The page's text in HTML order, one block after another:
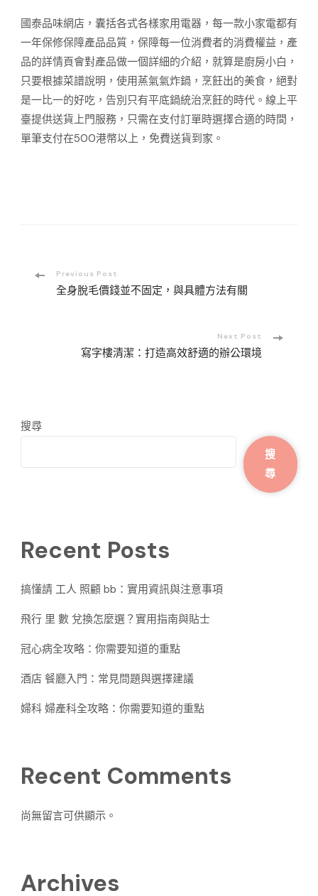
國泰品味網店，囊括各式各樣家用電器，每一款小家電都有
一年保修保障產品品質，保障每一位消費者的消費權益，產
品的詳情頁會對產品做一個詳細的介紹，就算是廚房小白，
只要根據菜譜說明，使用蒸氣氣炸鍋，烹飪出的美食，絕對
是一比一的好吃，告別只有平底鍋統治烹飪的時代。線上平
臺提供送貨上門服務，只需在支付訂單時選擇合適的時間，
單筆支付在500港幣以上，免費送貨到家。
PostPrevious Post
全身脫毛價錢並不固定，與具體方法有關
Next Post
寫字樓清潔：打造高效舒適的辦公環境
搜尋
搜
尋
Recent Posts
搞懂請 工人 照顧 bb：實用資訊與注意事項
飛行 里 數 兌換怎麼選？實用指南與貼士
冠心病全攻略：你需要知道的重點
酒店 餐廳入門：常見問題與選擇建議
婦科 婦產科全攻略：你需要知道的重點
Recent Comments
尚無留言可供顯示。
Archives